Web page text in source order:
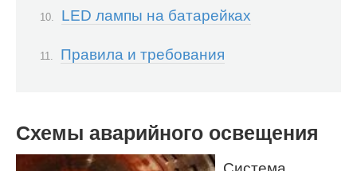
LED лампы на батарейках
Правила и требования
Схемы аварийного освещения